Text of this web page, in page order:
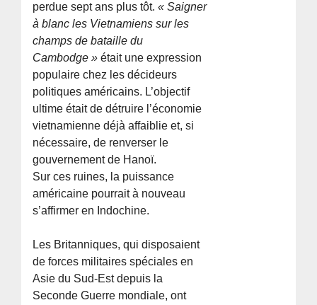
perdue sept ans plus tôt.« Saigner
à blanc les Vietnamiens sur les
champs de bataille du
Cambodge »était une expression
populaire chez les décideurs
politiques américains. L’objectif
ultime était de détruire l’économie
vietnamienne déjà affaiblie et, si
nécessaire, de renverser le
gouvernement de Hanoï.
Sur ces ruines, la puissance
américaine pourrait à nouveau
s’affirmer en Indochine.
Les Britanniques, qui disposaient
de forces militaires spéciales en
Asie du Sud-Est depuis la
Seconde Guerre mondiale, ont